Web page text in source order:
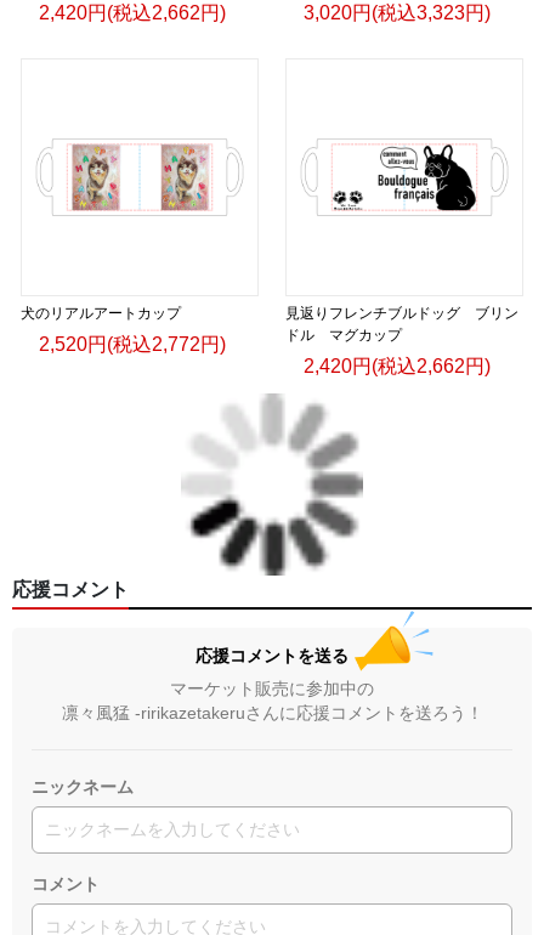
2,420円(税込2,662円) 3,020円(税込3,323円)
犬のリアルアートカップ
2,520円(税込2,772円)
見返りフレンチブルドッグ ブリン
ドル マグカップ
2,420円(税込2,662円)
応援コメント
応援コメントを送る
マーケット販売に参加中の
凛々風猛 -ririkazetakeruさんに応援コメントを送ろう！
ニックネーム
コメント